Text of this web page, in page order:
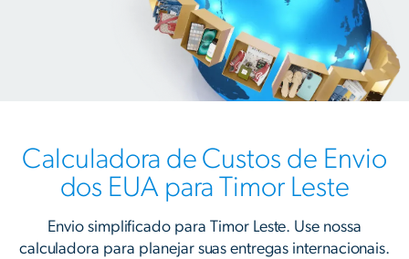
Calculadora de Custos de Envio
dos EUA para Timor Leste
Envio simplificado para Timor Leste. Use nossa
calculadora para planejar suas entregas internacionais.